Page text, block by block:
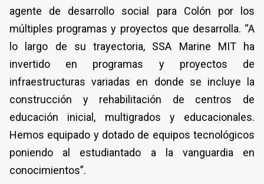
agente de desarrollo social para Colón por los
múltiples programas y proyectos que desarrolla. “A
lo largo de su trayectoria, SSA Marine MIT ha
invertido en programas y proyectos de
infraestructuras variadas en donde se incluye la
construcción y rehabilitación de centros de
educación inicial, multigrados y educacionales.
Hemos equipado y dotado de equipos tecnológicos
poniendo al estudiantado a la vanguardia en
conocimientos”.